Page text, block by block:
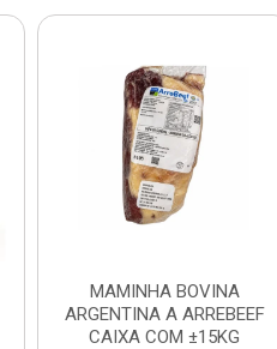
MAMINHA BOVINA
ARGENTINA A ARREBEEF
CAIXA COM ±15KG